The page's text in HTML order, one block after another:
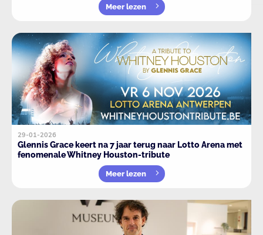
Meer lezen
29-01-2026
Glennis Grace keert na 7 jaar terug naar Lotto Arena met
fenomenale Whitney Houston-tribute
Meer lezen